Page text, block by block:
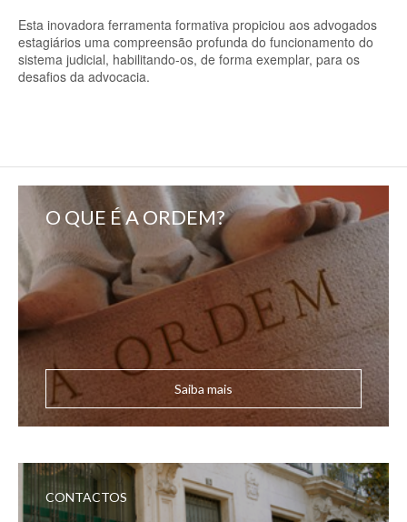
Esta inovadora ferramenta formativa propiciou aos advogados
estagiários uma compreensão profunda do funcionamento do
sistema judicial, habilitando-os, de forma exemplar, para os
desafios da advocacia.
O QUE É A ORDEM?
Saiba mais
CONTACTOS